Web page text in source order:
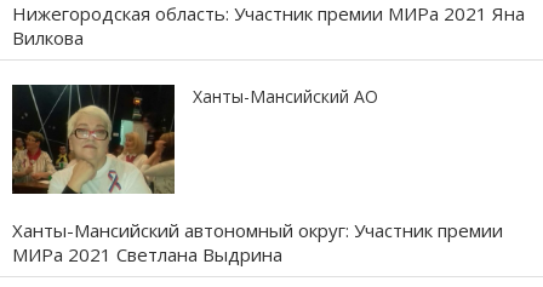
Нижегородская область: Участник премии МИРа 2021 Яна
Вилкова
Ханты-Мансийский АО
Ханты-Мансийский автономный округ: Участник премии
МИРа 2021 Светлана Выдрина